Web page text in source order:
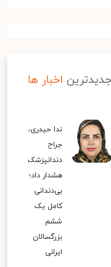
جدیدترین اخبار ها
ندا حیدری،
جراح
دندانپزشک
هشدار داد؛
بی‌دندانی
کامل یک
ششم
بزرگسالان
ایرانی